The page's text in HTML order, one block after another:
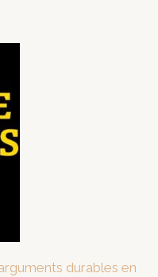
durables en